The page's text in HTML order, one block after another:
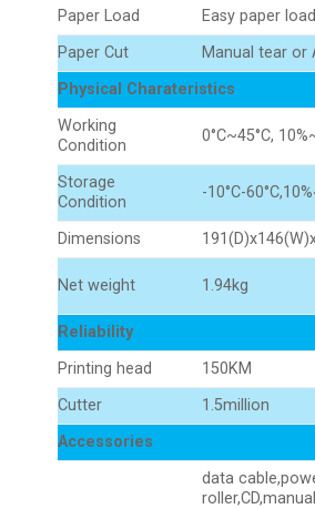
Paper Load
Easy paper
Paper Cut
Manual tear
Physical Charateristics
Working
Condition
0°C~45°C,
Storage
Condition
-10°C-
Dimensions
Net weight 1.94kg
Reliability
Printing head
150KM
Cutter
1.5million
Accessories
data